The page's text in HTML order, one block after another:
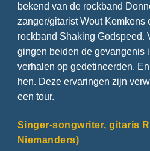
bekend van de rockband
zanger/gitarist Wout Kemkens
rockband Shaking Godspeed.
gingen beiden de gevangenis
verhalen op gedetineerden.
hen. Deze ervaringen zijn
een tour.
Singer-songwriter, gitaris
Niemanders)